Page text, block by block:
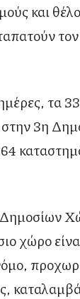
και
τα
3η
64
Δημοσίων
χώρο